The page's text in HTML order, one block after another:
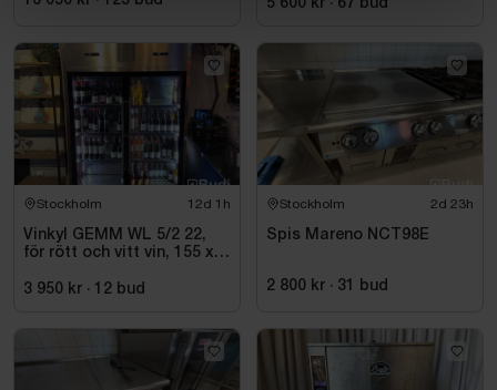
5 600 kr · 67 bud
Stockholm 12d 1h
Vinkyl GEMM WL 5/2 22,
för rött och vitt vin, 155 x
3 950 kr · 12 bud
Stockholm 2d 23h
Spis Mareno NCT98E
2 800 kr · 31 bud